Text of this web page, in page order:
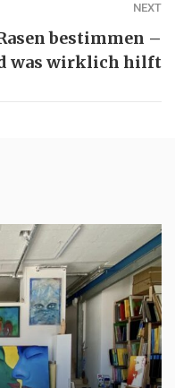
NEXT
bestimmen –
was wirklich hilft